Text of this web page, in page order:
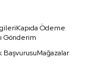
Kapıda Ödeme
Gönderim
BaşvurusuMağazalar